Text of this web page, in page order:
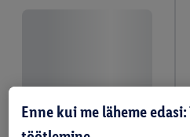
Enne kui me läheme